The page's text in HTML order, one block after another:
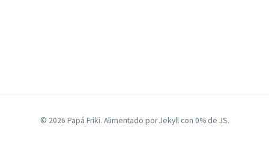
© 2026 Papá Friki. Alimentado por Jekyll con 0% de JS.